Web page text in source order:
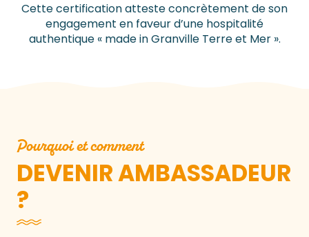
Cette certification atteste concrètement de son
engagement en faveur d’une hospitalité
authentique « made in Granville Terre et Mer ».
Pourquoi et comment
DEVENIR AMBASSADEUR
?